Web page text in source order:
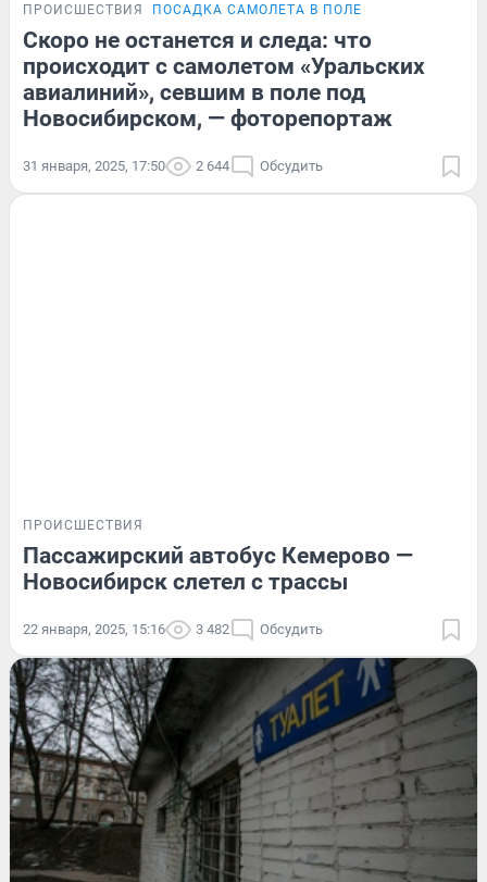
ПРОИСШЕСТВИЯ ПОСАДКА САМОЛЕТА В ПОЛЕ
Скоро не останется и следа: что
происходит с самолетом «Уральских
авиалиний», севшим в поле под
Новосибирском, — фоторепортаж
31 января, 2025, 17:50 2 644 Обсудить
ПРОИСШЕСТВИЯ
Пассажирский автобус Кемерово —
Новосибирск слетел с трассы
22 января, 2025, 15:16 3 482 Обсудить